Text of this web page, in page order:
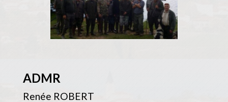
ADMR
Renée ROBERT